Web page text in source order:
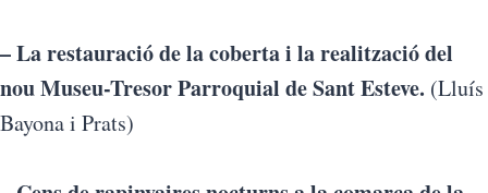
– La restauració de la coberta i la realització del
nou Museu-Tresor Parroquial de Sant Esteve. (Lluís
Bayona i Prats)